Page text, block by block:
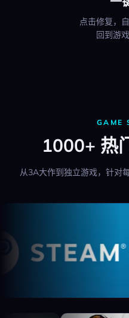
点击修复，
回到游
GAME
1000+ 热
从3A大作到独立游戏，针对